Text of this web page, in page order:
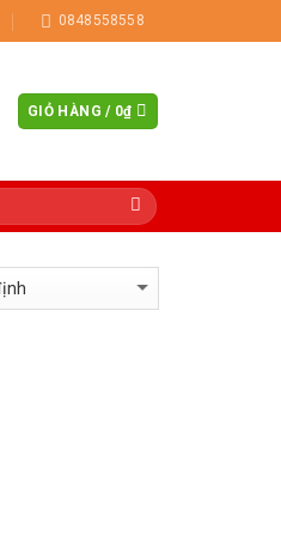
0848558558
GIỎ HÀNG / 0₫